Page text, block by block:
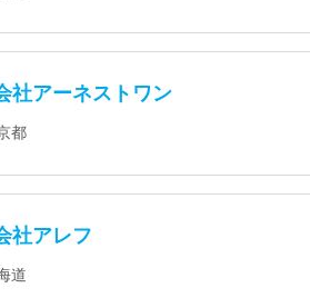
社アーネストワン
都
社アレフ
道